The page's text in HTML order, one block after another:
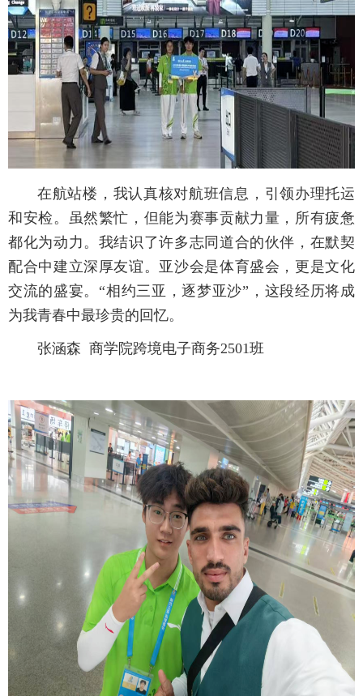
在航站楼，我认真核对航班信息，引领办理托运
和安检。虽然繁忙，但能为赛事贡献力量，所有疲惫
都化为动力。我结识了许多志同道合的伙伴，在默契
配合中建立深厚友谊。亚沙会是体育盛会，更是文化
交流的盛宴。“相约三亚，逐梦亚沙”，这段经历将成
为我青春中最珍贵的回忆。
张涵森 商学院跨境电子商务2501班